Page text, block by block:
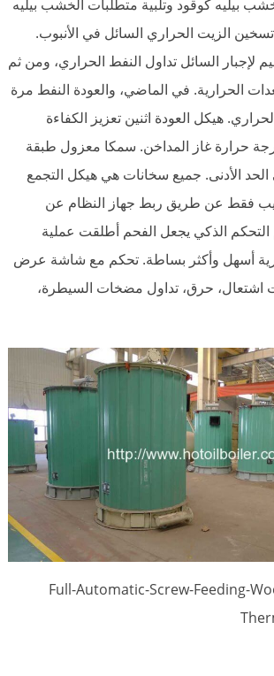
بيليه كوقود وتلبية متطلبات الخشب بيليه
تسخين الزيت الحراري السائل في الأنبوب.
لإجبار السائل تداول النفط الحراري، ومن ثم
الحرارية. في الماضي، والعودة النفط مرة
هيكل العودة اثنين تعزيز الكفاءة
حرارة غاز المداخن. سمكا معزول طبقة
الأدنى. جميع سخانات هي هيكل التجمع
فقط عن طريق ربط جهاز النظام عن
التحكم الذكي يجعل الفحم أطلقت عملية
أسهل وأكثر بساطة. تحكم مع شاشة عرض
اشتعال، حرق، تداول مضخات السيطرة،